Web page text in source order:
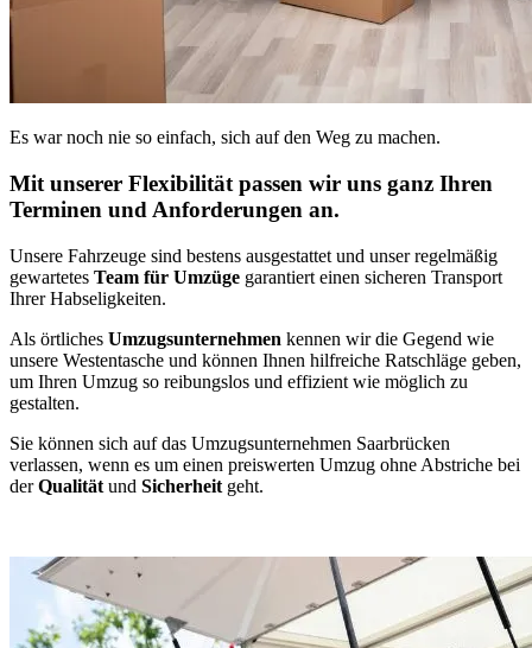
Es war noch nie so einfach, sich auf den Weg zu machen.
Mit unserer Flexibilität passen wir uns ganz Ihren
Terminen und Anforderungen an.
Unsere Fahrzeuge sind bestens ausgestattet und unser regelmäßig
gewartetes Team für Umzüge garantiert einen sicheren Transport
Ihrer Habseligkeiten.
Als örtliches Umzugsunternehmen kennen wir die Gegend wie
unsere Westentasche und können Ihnen hilfreiche Ratschläge geben,
um Ihren Umzug so reibungslos und effizient wie möglich zu
gestalten.
Sie können sich auf das Umzugsunternehmen Saarbrücken
verlassen, wenn es um einen preiswerten Umzug ohne Abstriche bei
derQualität und Sicherheit geht.